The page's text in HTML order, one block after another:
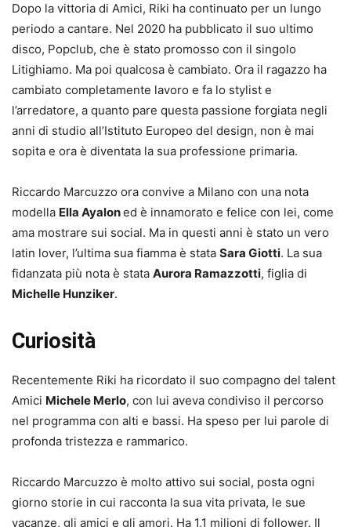
Dopo la vittoria di Amici, Riki ha continuato per un lungo
periodo a cantare. Nel 2020 ha pubblicato il suo ultimo
disco, Popclub, che è stato promosso con il singolo
Litighiamo. Ma poi qualcosa è cambiato. Ora il ragazzo ha
cambiato completamente lavoro e fa lo stylist e
l’arredatore, a quanto pare questa passione forgiata negli
anni di studio all’Istituto Europeo del design, non è mai
sopita e ora è diventata la sua professione primaria.
Riccardo Marcuzzo ora convive a Milano con una nota
modella Ella Ayaloned è innamorato e felice con lei, come
ama mostrare sui social. Ma in questi anni è stato un vero
latin lover, l’ultima sua fiamma è stata Sara Giotti. La sua
fidanzata più nota è stata Aurora Ramazzotti, figlia di
Michelle Hunziker.
Curiosità
Recentemente Riki ha ricordato il suo compagno del talent
Amici Michele Merlo, con lui aveva condiviso il percorso
nel programma con alti e bassi. Ha speso per lui parole di
profonda tristezza e rammarico.
Riccardo Marcuzzo è molto attivo sui social, posta ogni
giorno storie in cui racconta la sua vita privata, le sue
vacanze, gli amici e gli amori. Ha 1,1 milioni di follower. Il